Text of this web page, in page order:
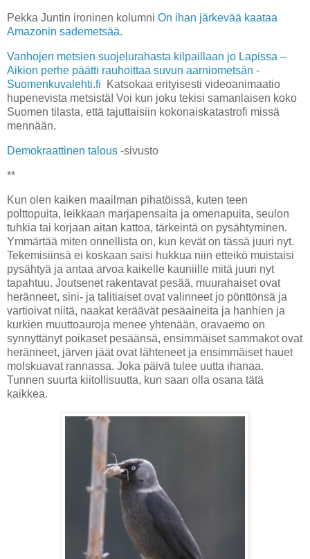
Pekka Juntin ironinen kolumni On ihan järkevää kaataa
Amazonin sademetsää.
Vanhojen metsien suojelurahasta kilpaillaan jo Lapissa –
Aikion perhe päätti rauhoittaa suvun aarniometsän -
Suomenkuvalehti.fi
Katsokaa erityisesti videoanimaatio
hupenevista metsistä! Voi kun joku tekisi samanlaisen koko
Suomen tilasta, että tajuttaisiin kokonaiskatastrofi missä
mennään.
Demokraattinen talous -sivusto
**
Kun olen kaiken maailman pihatöissä, kuten teen
polttopuita, leikkaan marjapensaita ja omenapuita, seulon
tuhkia tai korjaan aitan kattoa, tärkeintä on pysähtyminen.
Ymmärtää miten onnellista on, kun kevät on tässä juuri nyt.
Tekemisiinsä ei koskaan saisi hukkua niin etteikö muistaisi
pysähtyä ja antaa arvoa kaikelle kauniille mitä juuri nyt
tapahtuu. Joutsenet rakentavat pesää, muurahaiset ovat
heränneet, sini- ja talitiaiset ovat valinneet jo pönttönsä ja
vartioivat niitä, naakat keräävät pesäaineita ja hanhien ja
kurkien muuttoauroja menee yhtenään, oravaemo on
synnyttänyt poikaset pesäänsä, ensimmäiset sammakot ovat
heränneet, järven jäät ovat lähteneet ja ensimmäiset hauet
molskuavat rannassa. Joka päivä tulee uutta ihanaa.
Tunnen suurta kiitollisuutta, kun saan olla osana tätä
kaikkea.